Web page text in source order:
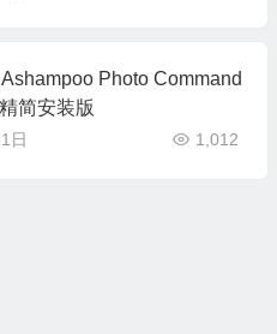
Photo Command
简安装版
日 1,012